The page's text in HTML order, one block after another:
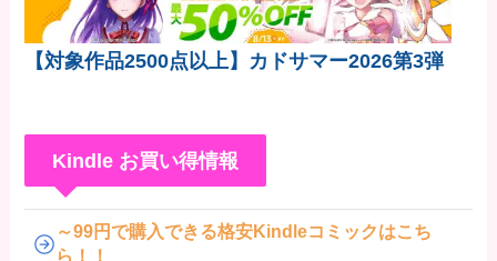
【対象作品2500点以上】カドサマー2026第3弾
Kindle お買い得情報
～99円で購入できる格安Kindleコミックはこち
ら！！